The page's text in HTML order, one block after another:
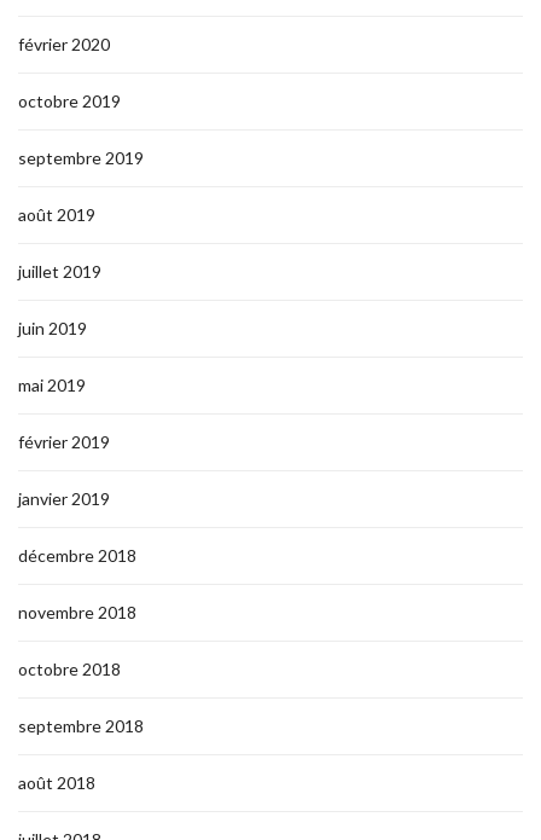
février 2020
octobre 2019
septembre 2019
août 2019
juillet 2019
juin 2019
mai 2019
février 2019
janvier 2019
décembre 2018
novembre 2018
octobre 2018
septembre 2018
août 2018